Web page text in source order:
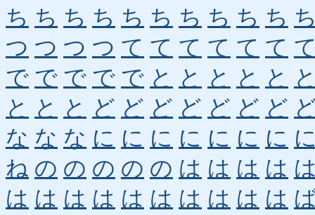
ち ち ち ち ち ち ち ち ち ち
つ つ つ つ て て て て て て
で で で で で と と と と と
と と と ど ど ど ど ど ど ど
な な な に に に に に に に
ね の の の の の は は は は
は は は は は は は は は は